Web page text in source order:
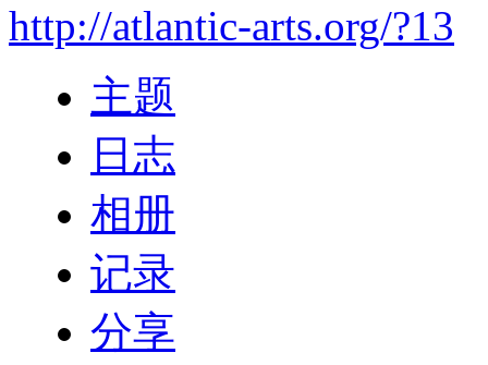
http://atlantic-arts.org/?13
主题
日志
相册
记录
分享